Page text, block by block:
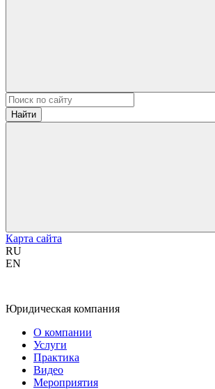
Найти
Карта сайта
RU
EN
Юридическая компания
О компании
Услуги
Практика
Видео
Мероприятия